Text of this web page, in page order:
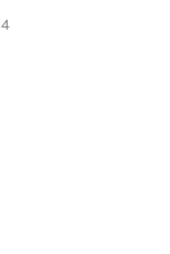
4